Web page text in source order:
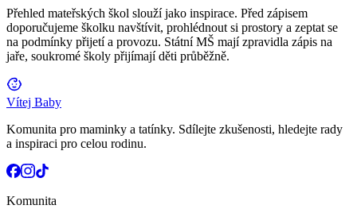
Přehled mateřských škol slouží jako inspirace. Před zápisem
doporučujeme školku navštívit, prohlédnout si prostory a zeptat se
na podmínky přijetí a provozu. Státní MŠ mají zpravidla zápis na
jaře, soukromé školy přijímají děti průběžně.
Vítej Baby
Komunita pro maminky a tatínky. Sdílejte zkušenosti, hledejte rady
a inspiraci pro celou rodinu.
Komunita